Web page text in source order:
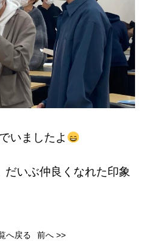
いましたよ
だいぶ仲良くなれた印象
へ戻る 前へ >>